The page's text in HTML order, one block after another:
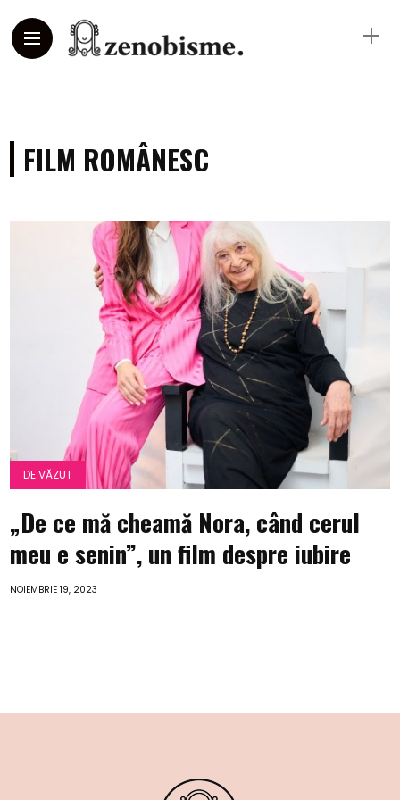
FILM ROMÂNESC
DE VĂZUT
„De ce mă cheamă Nora, când cerul
meu e senin”, un film despre iubire
NOIEMBRIE 19, 2023